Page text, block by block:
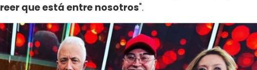
que está entre nosotros".